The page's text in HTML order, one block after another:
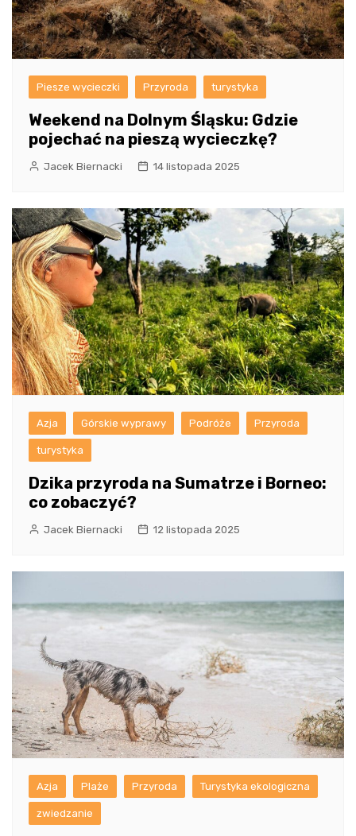
Piesze wycieczki Przyroda turystyka
Weekend na Dolnym Śląsku: Gdzie
pojechać na pieszą wycieczkę?
Jacek Biernacki 14 listopada 2025
Azja Górskie wyprawy Podróże Przyroda
turystyka
Dzika przyroda na Sumatrze i Borneo:
co zobaczyć?
Jacek Biernacki 12 listopada 2025
Azja Plaże Przyroda Turystyka ekologiczna
zwiedzanie